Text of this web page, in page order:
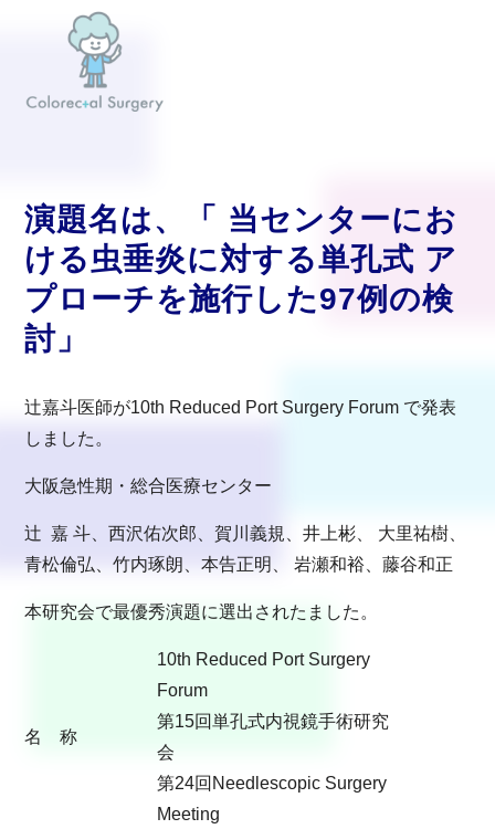
演題名は、「 当センターにお
ける虫垂炎に対する単孔式 ア
プローチを施行した97例の検
討 」
辻嘉斗医師が10th Reduced Port Surgery Forum で発表
しました。
大阪急性期・総合医療センター
辻 嘉 斗、西沢佑次郎、賀川義規、井上彬、 大里祐樹、
青松倫弘、竹内琢朗、本告正明、 岩瀬和裕、藤谷和正
本研究会で最優秀演題に選出されたました。
名 称
10th Reduced Port Surgery
Forum
第15回単孔式内視鏡手術研究
会
第24回Needlescopic Surgery
Meeting